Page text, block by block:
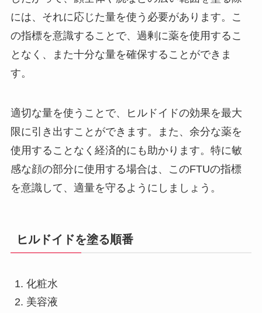
には、それに応じた量を使う必要があります。こ
の指標を意識することで、過剰に薬を使用するこ
となく、また十分な量を確保することができま
す。
適切な量を使うことで、ヒルドイドの効果を最大
限に引き出すことができます。また、余分な薬を
使用することなく経済的にも助かります。特に敏
感な顔の部分に使用する場合は、このFTUの指標
を意識して、適量を守るようにしましょう。
ヒルドイドを塗る順番
化粧水
美容液